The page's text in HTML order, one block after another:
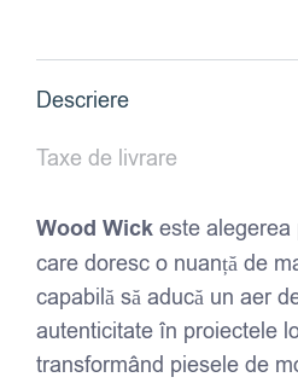
Descriere
Taxe de livrare
Wood Wick este alegerea
care doresc o nuanță de
capabilă să aducă un aer
autenticitate în proiectele
transformând piesele de